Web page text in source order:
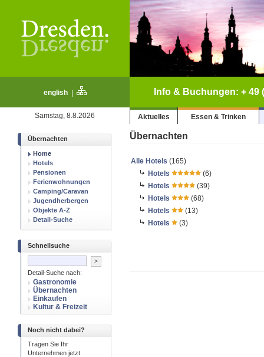
english| Info & Buchungen: + 49
Samstag, 8.8.2026 Aktuelles Essen & Trinken
Übernachten
Home
Hotels
Pensionen
Ferienwohnungen
Camping/Caravan
Jugendherbergen
Objekte A-Z
Detail-Suche
Schnellsuche
Detail-Suche nach:
Gastronomie
Übernachten
Einkaufen
Kultur & Freizeit
Noch nicht dabei?
Tragen Sie Ihr
Unternehmen jetzt
Übernachten
Alle Hotels (165)
Hotels
(6)
Hotels
(39)
Hotels
(68)
Hotels
(13)
Hotels
(3)